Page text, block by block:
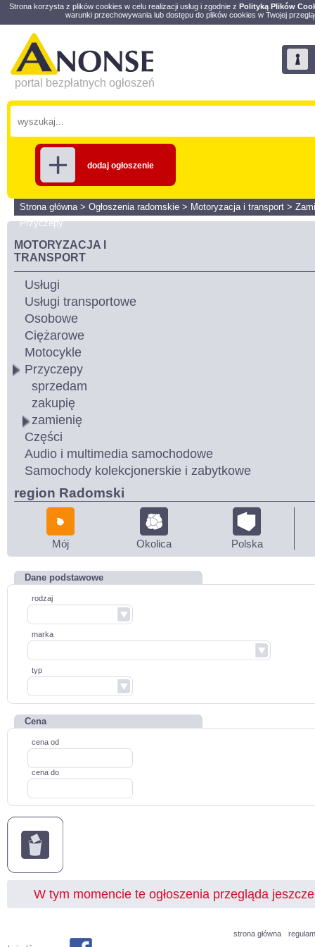
Strona korzysta z plików cookies w celu realizacji usług i zgodnie z Polityką Plików
warunki przechowywania lub dostępu do plików cookies w Twojej
portal bezpłatnych ogłoszeń
dodaj ogłoszenie
Strona główna> Ogłoszenia radomskie > Motoryzacja i transport >
Przyczepy
MOTORYZACJA I
TRANSPORT
Usługi
Usługi transportowe
Osobowe
Ciężarowe
Motocykle
Przyczepy
sprzedam
zakupię
zamienię
Części
Audio i multimedia samochodowe
Samochody kolekcjonerskie i zabytkowe
region Radomski
Mój Okolica Polska
Dane podstawowe
rodzaj
marka
typ
Cena
cena od
cena do
W tym momencie te ogłoszenia przegląda
strona główna